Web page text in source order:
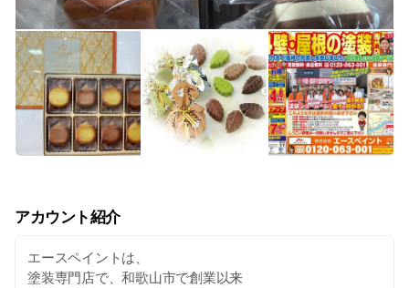
アカウント紹介
エースペイントは、
塗装専門店で、和歌山市で創業以来